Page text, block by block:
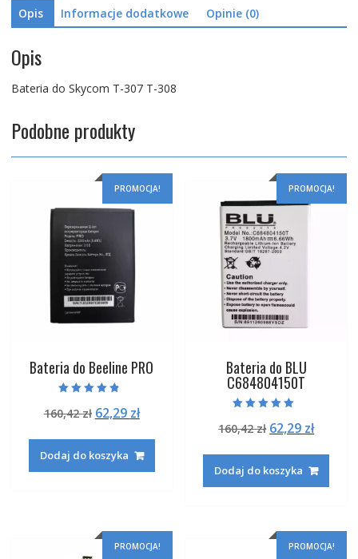
Opis Informacje dodatkowe Opinie (0)
Opis
Bateria do Skycom T-307 T-308
Podobne produkty
PROMOCJA!
Bateria do Beeline PRO
4.50
na 5
160,42zł Pierwotna
wynosiła:
160,42 zł.
62,29 złAktualna
62,29 zł.
Dodaj do koszyka
PROMOCJA!
Bateria do BLU
C684804150T
5.00
na 5
160,42zł Pierwotna
wynosiła:
160,42 zł.
62,29 zł
62,29
Dodaj do koszyka
PROMOCJA! PROMOCJA!